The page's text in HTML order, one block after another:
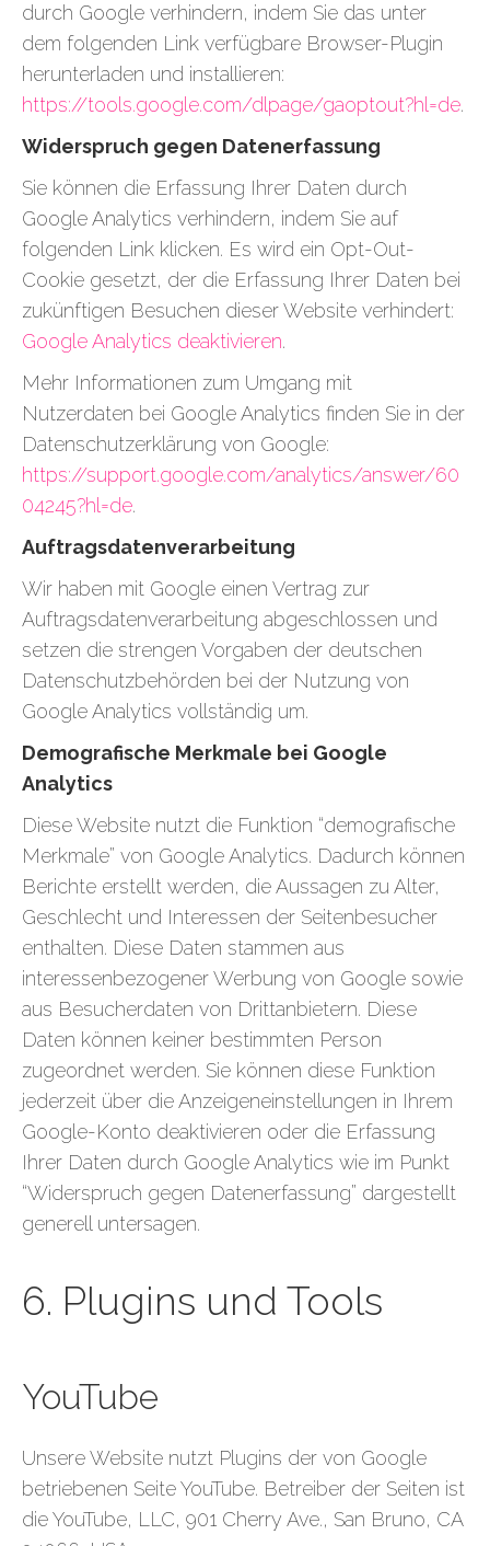
durch Google verhindern, indem Sie das unter
dem folgenden Link verfügbare Browser-Plugin
herunterladen und installieren:
https://tools.google.com/dlpage/gaoptout?hl=de.
Widerspruch gegen Datenerfassung
Sie können die Erfassung Ihrer Daten durch
Google Analytics verhindern, indem Sie auf
folgenden Link klicken. Es wird ein Opt-Out-
Cookie gesetzt, der die Erfassung Ihrer Daten bei
zukünftigen Besuchen dieser Website verhindert:
Google Analytics deaktivieren.
Mehr Informationen zum Umgang mit
Nutzerdaten bei Google Analytics finden Sie in der
Datenschutzerklärung von Google:
https://support.google.com/analytics/answer/60
04245?hl=de.
Auftragsdatenverarbeitung
Wir haben mit Google einen Vertrag zur
Auftragsdatenverarbeitung abgeschlossen und
setzen die strengen Vorgaben der deutschen
Datenschutzbehörden bei der Nutzung von
Google Analytics vollständig um.
Demografische Merkmale bei Google
Analytics
Diese Website nutzt die Funktion “demografische
Merkmale” von Google Analytics. Dadurch können
Berichte erstellt werden, die Aussagen zu Alter,
Geschlecht und Interessen der Seitenbesucher
enthalten. Diese Daten stammen aus
interessenbezogener Werbung von Google sowie
aus Besucherdaten von Drittanbietern. Diese
Daten können keiner bestimmten Person
zugeordnet werden. Sie können diese Funktion
jederzeit über die Anzeigeneinstellungen in Ihrem
Google-Konto deaktivieren oder die Erfassung
Ihrer Daten durch Google Analytics wie im Punkt
“Widerspruch gegen Datenerfassung” dargestellt
generell untersagen.
6. Plugins und Tools
YouTube
Unsere Website nutzt Plugins der von Google
betriebenen Seite YouTube. Betreiber der Seiten ist
die YouTube, LLC, 901 Cherry Ave., San Bruno, CA